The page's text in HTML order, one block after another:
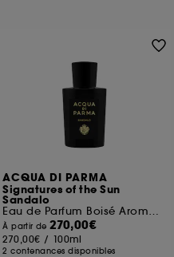
ACQUA DI PARMA
Signatures of the Sun
Sandalo
Eau de Parfum Boisé Aromatique
À partir de270,00€
270,00€ / 100ml
2 contenances disponibles